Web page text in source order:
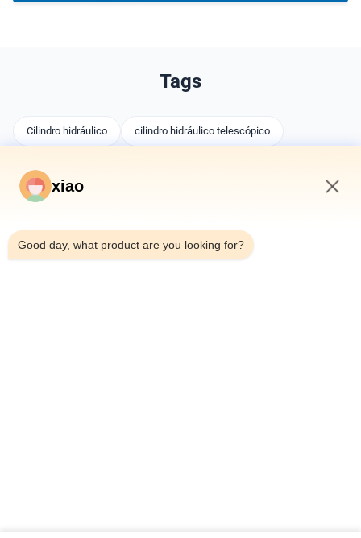
Tags
Cilindro hidráulico cilindro hidráulico telescópico
Você pode igualmente gostar
xiao
Good day, what product are you looking for?